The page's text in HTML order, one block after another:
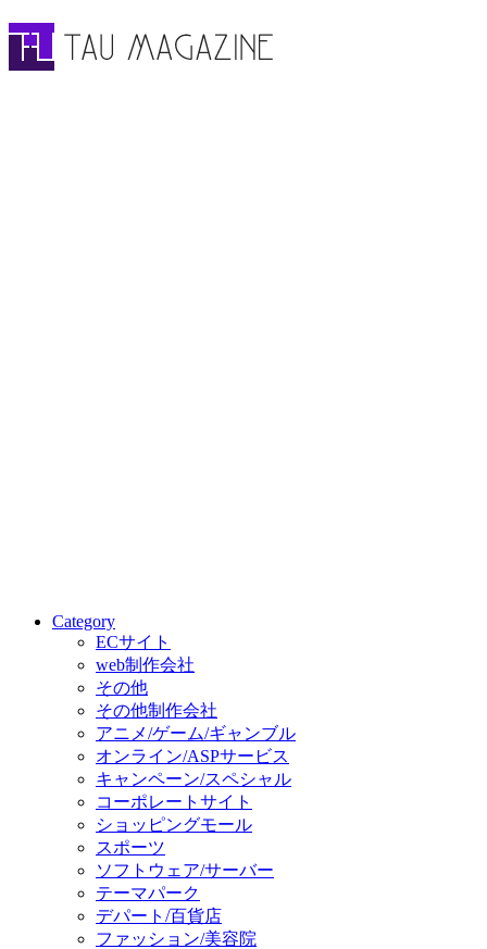
Category
ECサイト
web制作会社
その他
その他制作会社
アニメ/ゲーム/ギャンブル
オンライン/ASPサービス
キャンペーン/スペシャル
コーポレートサイト
ショッピングモール
スポーツ
ソフトウェア/サーバー
テーマパーク
デパート/百貨店
ファッション/美容院